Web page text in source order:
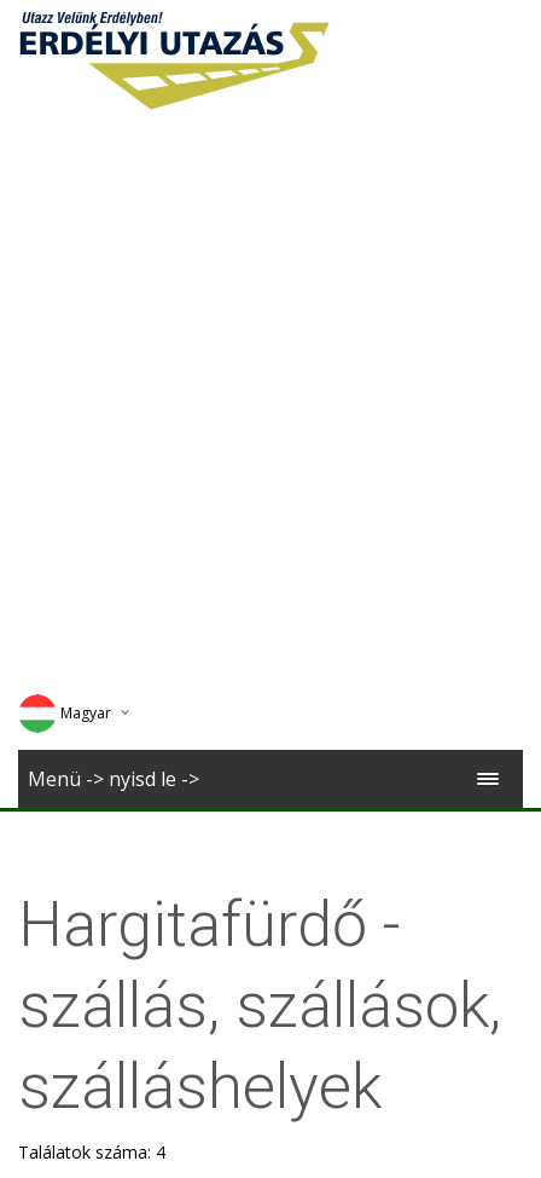
Magyar
Deutsch
Menü -> nyisd le ->
Hargitafürdő -
szállás, szállások,
szálláshelyek
Találatok száma: 4